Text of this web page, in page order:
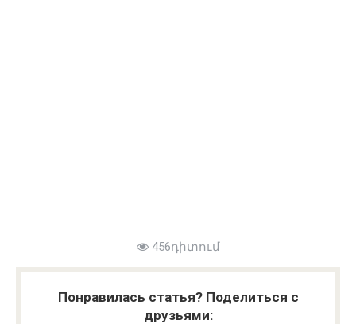
456դիտում
Понравилась статья? Поделиться с
друзьями: